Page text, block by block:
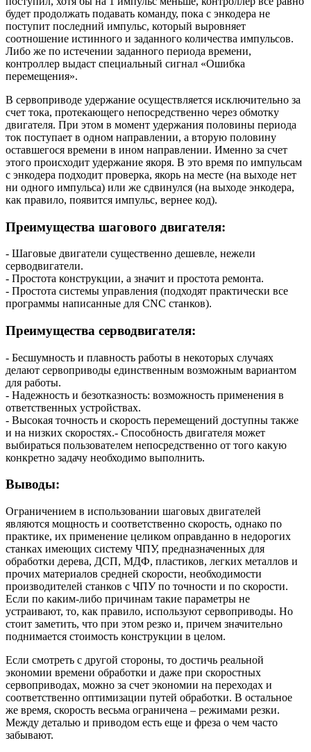
будет продолжать подавать команду, пока с энкодера не
поступит последний импульс, который выровняет
соотношение истинного и заданного количества импульсов.
Либо же по истечении заданного периода времени,
контроллер выдаст специальный сигнал «Ошибка
перемещения».
В сервоприводе удержание осуществляется исключительно за
счет тока, протекающего непосредственно через обмотку
двигателя. При этом в момент удержания половины периода
ток поступает в одном направлении, а вторую половину
оставшегося времени в ином направлении. Именно за счет
этого происходит удержание якоря. В это время по импульсам
с энкодера подходит проверка, якорь на месте (на выходе нет
ни одного импульса) или же сдвинулся (на выходе энкодера,
как правило, появится импульс, вернее код).
Преимущества шагового двигателя:
- Шаговые двигатели существенно дешевле, нежели
серводвигатели.
- Простота конструкции, а значит и простота ремонта.
- Простота системы управления (подходят практически все
программы написанные для CNC станков).
Преимущества серводвигателя:
- Бесшумность и плавность работы в некоторых случаях
делают сервоприводы единственным возможным вариантом
для работы.
- Надежность и безотказность: возможность применения в
ответственных устройствах.
- Высокая точность и скорость перемещений доступны также
и на низких скоростях.- Способность двигателя может
выбираться пользователем непосредственно от того какую
конкретно задачу необходимо выполнить.
Выводы:
Ограничением в использовании шаговых двигателей
являются мощность и соответственно скорость, однако по
практике, их применение целиком оправданно в недорогих
станках имеющих систему ЧПУ, предназначенных для
обработки дерева, ДСП, МДФ, пластиков, легких металлов и
прочих материалов средней скорости, необходимости
производителей станков с ЧПУ по точности и по скорости.
Если по каким-либо причинам такие параметры не
устраивают, то, как правило, используют сервоприводы. Но
стоит заметить, что при этом резко и, причем значительно
поднимается стоимость конструкции в целом.
Если смотреть с другой стороны, то достичь реальной
экономии времени обработки и даже при скоростных
сервоприводах, можно за счет экономии на переходах и
соответственно оптимизации путей обработки. В остальное
же время, скорость весьма ограничена – режимами резки.
Между деталью и приводом есть еще и фреза о чем часто
забывают.